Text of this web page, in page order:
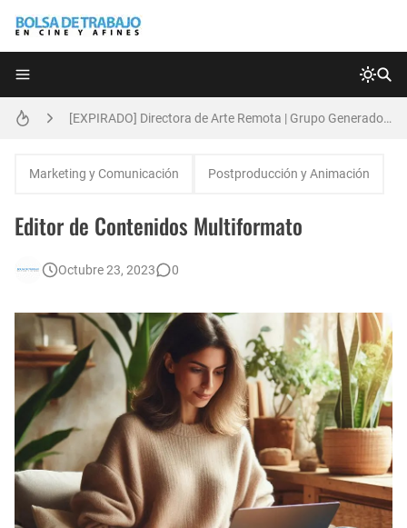
[EXPIRADO] Directora de Arte Remota | Grupo Generadores | Bolsa de Trabajo en Cine y Afines
Búsqueda: Diseñador/a Gráfico Freelance - Cornelia (Remoto)
[EXPIRADO] Casting Actrices Rasgos Orientales (Buenos Aires)
EXPIRADO: Creative Director en BLOODY (Madrid, España) - Referencia Salarial
Marketing y Comunicación Postproducción y Animación
Editor de Contenidos Multiformato
Octubre 23, 2023 0